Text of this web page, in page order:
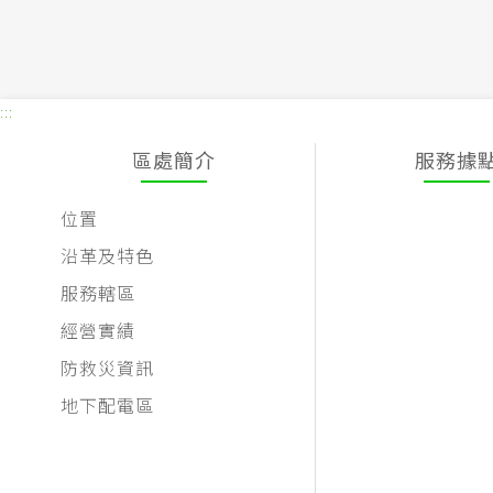
:::
區處簡介
位置
沿革及特色
服務轄區
經營實績
防救災資訊
地下配電區
服務據